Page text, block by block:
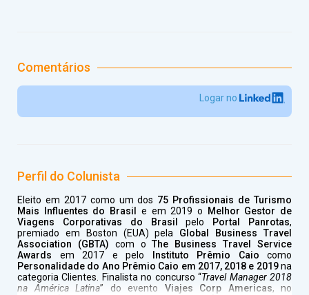
Comentários
Logar no
Perfil do Colunista
Eleito em 2017 como um dos 75 Profissionais de Turismo
Mais Influentes do Brasil
e em 2019 o
Melhor Gestor de
Viagens Corporativas do Brasil
pelo Portal Panrotas,
premiado em Boston (EUA) pela Global Business Travel
Association (GBTA) com oThe Business Travel Service
Awards em 2017 e pelo Instituto Prêmio Caio como
Personalidade do Ano Prêmio Caio em 2017, 2018 e 2019na
categoria Clientes. Finalista no concurso “Travel Manager 2018
na América Latina” do evento Viajes Corp Americas, no